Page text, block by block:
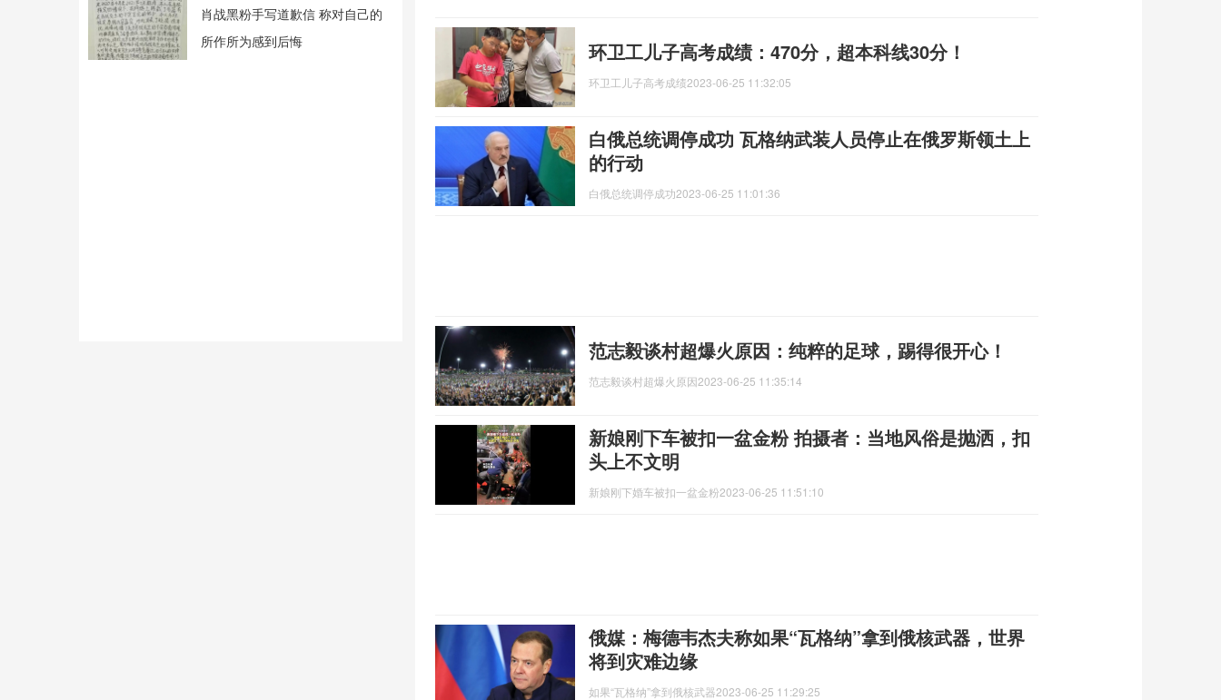
肖战黑粉手写道歉信 称对自己的
所作所为感到后悔
环卫工儿子高考成绩：470分，超本科线30分！
环卫工儿子高考成绩2023-06-25 11:32:05
白俄总统调停成功 瓦格纳武装人员停止在俄罗斯领土上
的行动
白俄总统调停成功2023-06-25 11:01:36
范志毅谈村超爆火原因：纯粹的足球，踢得很开心！
范志毅谈村超爆火原因2023-06-25 11:35:14
新娘刚下车被扣一盆金粉 拍摄者：当地风俗是抛洒，扣
头上不文明
新娘刚下婚车被扣一盆金粉2023-06-25 11:51:10
俄媒：梅德韦杰夫称如果“瓦格纳”拿到俄核武器，世界
将到灾难边缘
如果“瓦格纳”拿到俄核武器2023-06-25 11:29:25